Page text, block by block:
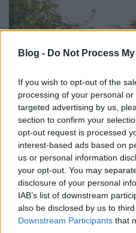
Blog - Do Not Process
If you wish to opt-out of the
processing of your personal
targeted advertising by us,
section to confirm your
opt-out request is processed
interest-based ads based on
us or personal information
your opt-out. You may
disclosure of your personal
IAB’s list of downstream
also be disclosed by us to
Downstream Participants that
Hőségriadó a
Hogyan élhetik túl a
kánikulát?
Megyeri Szabolcs • 2022. július 01.